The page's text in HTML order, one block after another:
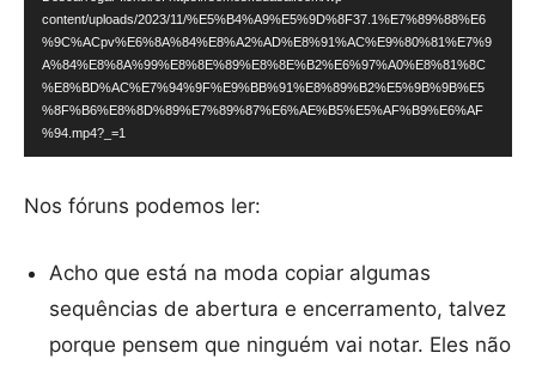
content/uploads/2023/11/%E5%B4%A9%E5%9D%8F37.1%E7%89%88%E6
%9C%ACpv%E6%8A%84%E8%A2%AD%E8%91%AC%E9%80%81%E7%9
A%84%E8%8A%99%E8%8E%89%E8%8E%B2%E6%97%A0%E8%81%8C
%E8%BD%AC%E7%94%9F%E9%BB%91%E8%89%B2%E5%9B%9B%E5
%8F%B6%E8%8D%89%E7%89%87%E6%AE%B5%E5%AF%B9%E6%AF
%94.mp4?_=1
Nos fóruns podemos ler:
Acho que está na moda copiar algumas
sequências de abertura e encerramento, talvez
porque pensem que ninguém vai notar. Eles não